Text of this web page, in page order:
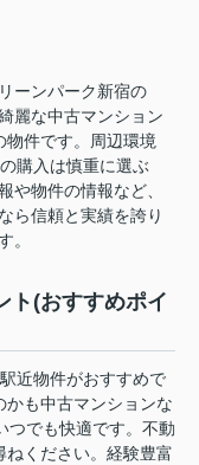
ーンパーク新宿の
麗な中古マンション
物件です。周辺環境
購入は慎重に選ぶ
や物件の情報など、
ら信頼と実績を誇り
。
ト(おすすめポイ
近物件がおすすめで
も中古マンションな
つでも快適です。不動
ねください。経験豊富